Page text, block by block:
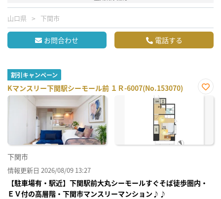
山口県 下関市
お問合わせ 電話する
割引キャンペーン
Kマンスリー下関駅シーモール前 １Ｒ-6007(No.153070)
お気
下関市
情報更新日 2026/08/09 13:27
【駐車場有・駅近】下関駅前大丸シーモールすぐそば徒歩圏内・
ＥＶ付の高層階・下関市マンスリーマンション♪♪